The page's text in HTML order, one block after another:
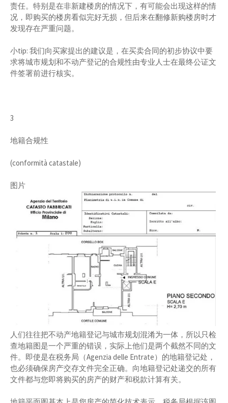
责任。特别是在非新建楼房的情况下，有可能会出现这样的情
况，即购买的楼房看似完好无损，但后来在翻修新购楼房时才
发现存在严重问题。
小tip: 我们向买家提出的建议是，在买卖合同的初步协议中要
求将城市规划和不动产登记的合规性由专业人士在最终公证文
件签署前进行核实。
3
地籍合规性
(conformità catastale)
图片
人们往往把不动产地籍登记与城市规划混淆为一体，所以只检
查地籍图是一个严重的错误，实际上他们是两个截然不同的文
件。即使是在税务局（Agenzia delle Entrate）的地籍登记处，
也必须确保房产交存文件完全正确。向地籍登记处递交的所有
文件都与您即将购买的房产的财产和税款计算有关。